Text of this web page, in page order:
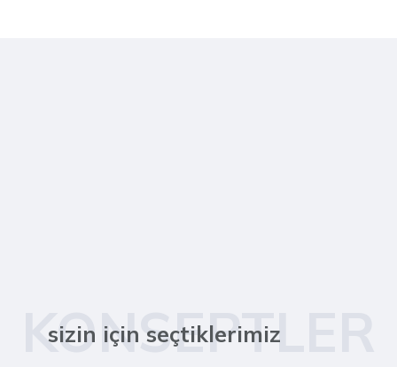
KONSEPTLER
sizin için seçtiklerimiz